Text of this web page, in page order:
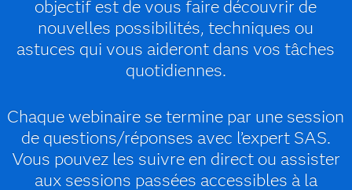
objectif est de vous faire découvrir de
nouvelles possibilités, techniques ou
astuces qui vous aideront dans vos tâches
quotidiennes.
Chaque webinaire se termine par une session
de questions/réponses avec l’expert SAS.
Vous pouvez les suivre en direct ou assister
aux sessions passées accessibles à la